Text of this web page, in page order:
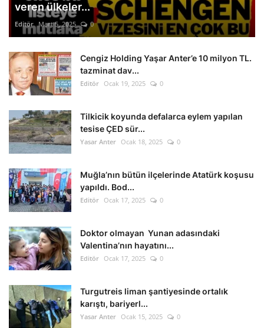
veren ülkeler...
Editör Mart 5, 2025 0
Cengiz Holding Yaşar Anter’e 10 milyon TL.
tazminat dav...
Editör Ocak 19, 2025 0
Tilkicik koyunda defalarca eylem yapılan
tesise ÇED sür...
Yasar Anter Ocak 18, 2025 0
Muğla’nın bütün ilçelerinde Atatürk koşusu
yapıldı. Bod...
Editör Ocak 17, 2025 0
Doktor olmayan Yunan adasındaki
Valentina’nın hayatını...
Editör Ocak 17, 2025 0
Turgutreis liman şantiyesinde ortalık
karıştı, bariyerl...
Yasar Anter Ocak 15, 2025 0